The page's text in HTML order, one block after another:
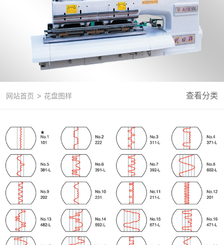
网站首页 > 花盘图样 查看分类